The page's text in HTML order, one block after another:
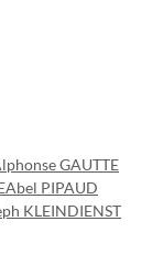
GAUTTE
Abel PIPAUD
KLEINDIENST